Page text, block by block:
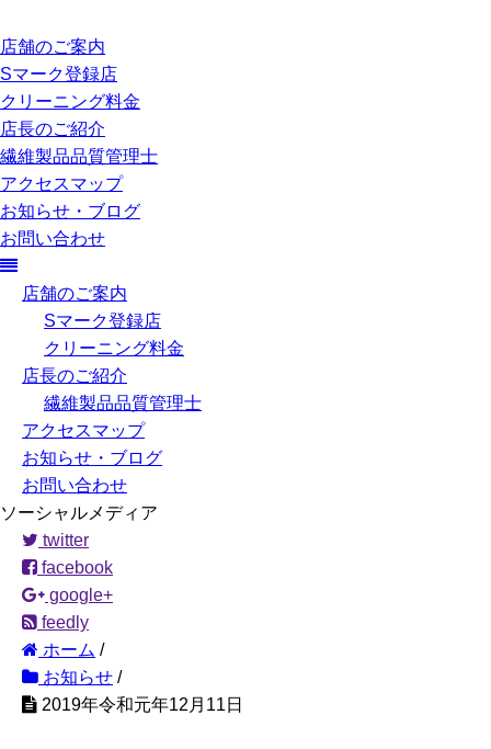
店舗のご案内
Sマーク登録店
クリーニング料金
店長のご紹介
繊維製品品質管理士
アクセスマップ
お知らせ・ブログ
お問い合わせ
店舗のご案内
Sマーク登録店
クリーニング料金
店長のご紹介
繊維製品品質管理士
アクセスマップ
お知らせ・ブログ
お問い合わせ
ソーシャルメディア
twitter
facebook
google+
feedly
ホーム /
お知らせ /
2019年令和元年12月11日